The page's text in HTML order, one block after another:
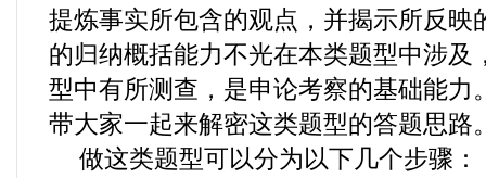
提炼事实所包含的观点，并揭示所反映
的归纳概括能力不光在本类题型中涉及
型中有所测查，是申论考察的基础能力
带大家一起来解密这类题型的答题思路
做这类题型可以分为以下几个步骤：